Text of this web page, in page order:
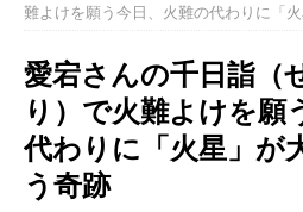
難よけを願う今日、火難の代わりに「
愛宕さんの千日詣（
り）で火難よけを願
代わりに「火星」が
う奇跡